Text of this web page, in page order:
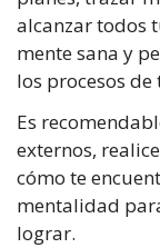
alcanzar todos
mente sana y
los procesos de
Es
externos,
cómo te
mentalidad
lograr.